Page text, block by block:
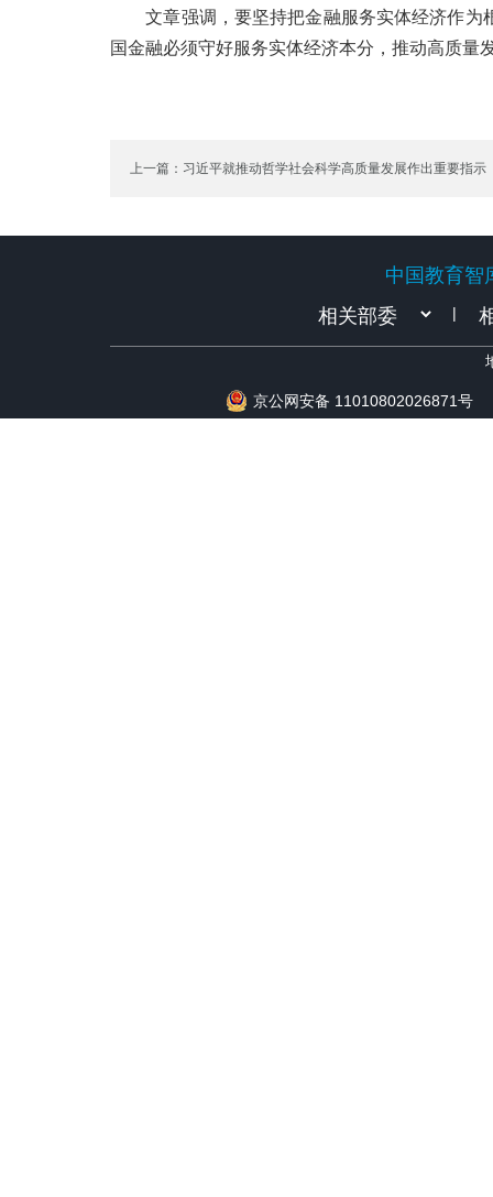
文章强调，要坚持把金融服务实体经济作为
国金融必须守好服务实体经济本分，推动高质量
上一篇：习近平就推动哲学社会科学高质量发展作出重要指示
中国教育智
|
京公网安备 11010802026871号